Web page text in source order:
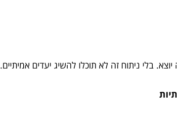
בלי ניתוח זה לא תוכלו להשיג יעדים אמיתיים.